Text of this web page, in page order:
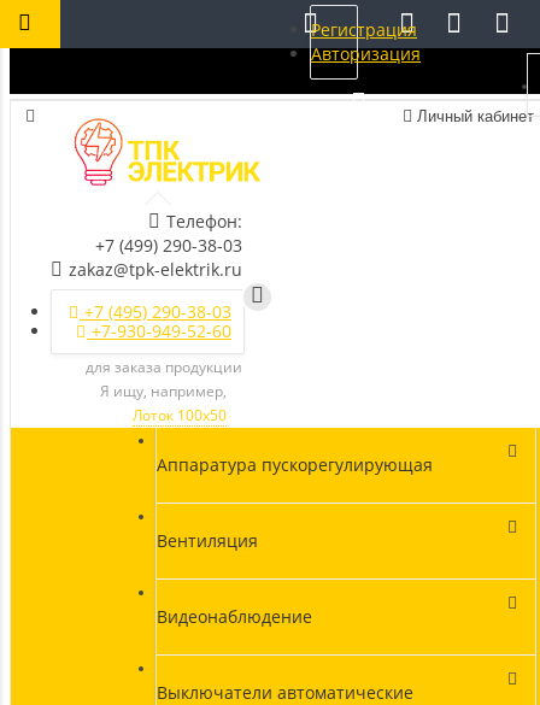
Личный кабинет
Телефон:
+7 (499) 290-38-03
zakaz@tpk-elektrik.ru
+7 (495) 290-38-03
+7-930-949-52-60
для заказа продукции
Я ищу, например,
Лоток 100х50
Аппаратура пускорегулирующая
Вентиляция
Видеонаблюдение
Выключатели автоматические
Регистрация
Авторизация